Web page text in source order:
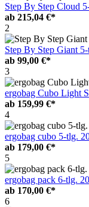
Step By Step Cloud
ab 215,04 €*
2
Step By Step Giant
ab 99,00 €*
3
ergobag Cubo Light
ab 159,99 €*
4
ergobag cubo 5-tlg.
ab 179,00 €*
5
ergobag pack 6-tlg.
ab 170,00 €*
6